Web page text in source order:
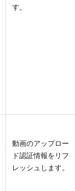
す。
動画のアップロー
ド認証情報をリフ
レッシュします。